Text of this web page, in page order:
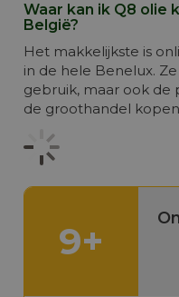
Waar kan ik Q8 olie
België?
Het makkelijkste is
in de hele Benelux.
gebruik, maar ook de
de groothandel
9+